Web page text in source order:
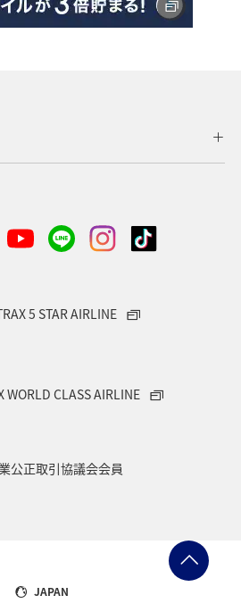
5 STAR AIRLINE
WORLD CLASS AIRLINE
公正取引協議会会員
JAPAN